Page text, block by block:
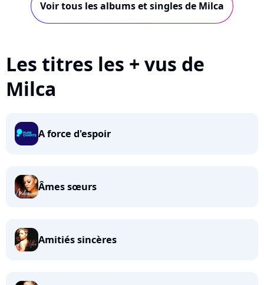
Voir tous les albums et singles de Milca
Les titres les + vus de
Milca
A force d'espoir
Âmes sœurs
Amitiés sincères